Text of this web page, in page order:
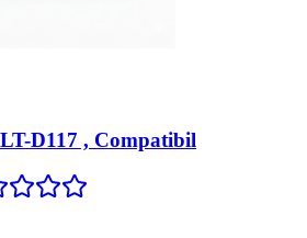
D117 , Compatibil